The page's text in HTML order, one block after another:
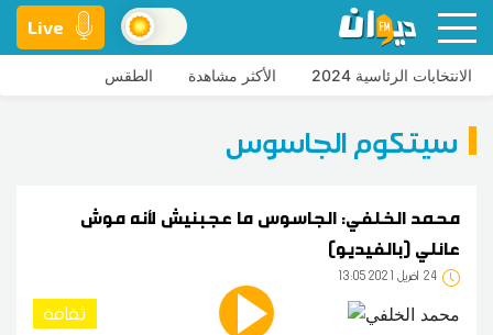
Live
الانتخابات الرئاسية 2024 الأكثر مشاهدة الطقس
سيتكوم الجاسوس
محمد الخلفي: الجاسوس ما عجبنيش لأنه موش
عائلي (بالفيديو)
24 13:05 2021 أفريل
ثقافة